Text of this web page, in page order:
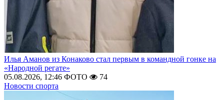
Илья Аманов из Конаково стал первым в командной гонке на
«Народной регате»
05.08.2026, 12:46 ФОТО
74
Новости спорта